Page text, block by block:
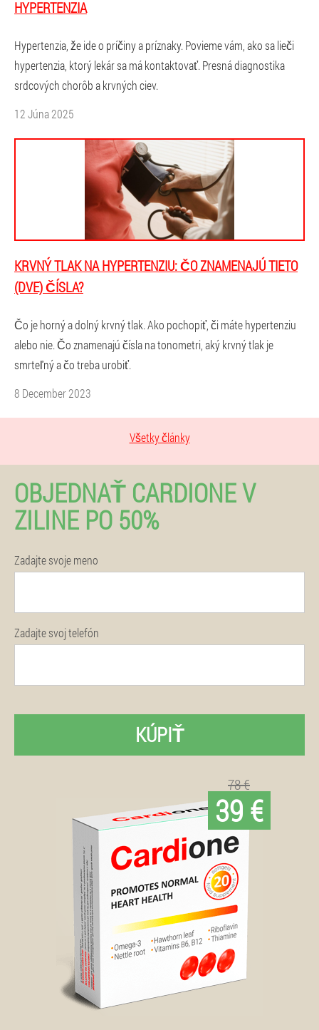
HYPERTENZIA
Hypertenzia, že ide o príčiny a príznaky. Povieme vám, ako sa lieči
hypertenzia, ktorý lekár sa má kontaktovať. Presná diagnostika
srdcových chorôb a krvných ciev.
12 Júna 2025
KRVNÝ TLAK NA HYPERTENZIU: ČO ZNAMENAJÚ TIETO
(DVE) ČÍSLA?
Čo je horný a dolný krvný tlak. Ako pochopiť, či máte hypertenziu
alebo nie. Čo znamenajú čísla na tonometri, aký krvný tlak je
smrteľný a čo treba urobiť.
8 December 2023
Všetky články
OBJEDNAŤ CARDIONE V
ZILINE PO 50%
Zadajte svoje meno
Zadajte svoj telefón
KÚPIŤ
78 €
39 €